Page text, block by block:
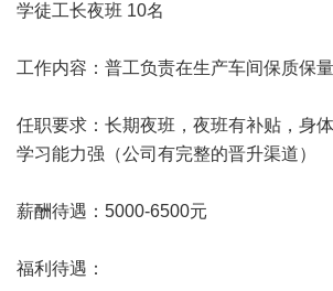
学徒工长夜班 10名
工作内容：普工负责在生产车间保质保
任职要求：长期夜班，夜班有补贴，身
学习能力强（公司有完整的晋升渠道）
薪酬待遇：5000-6500元
福利待遇：